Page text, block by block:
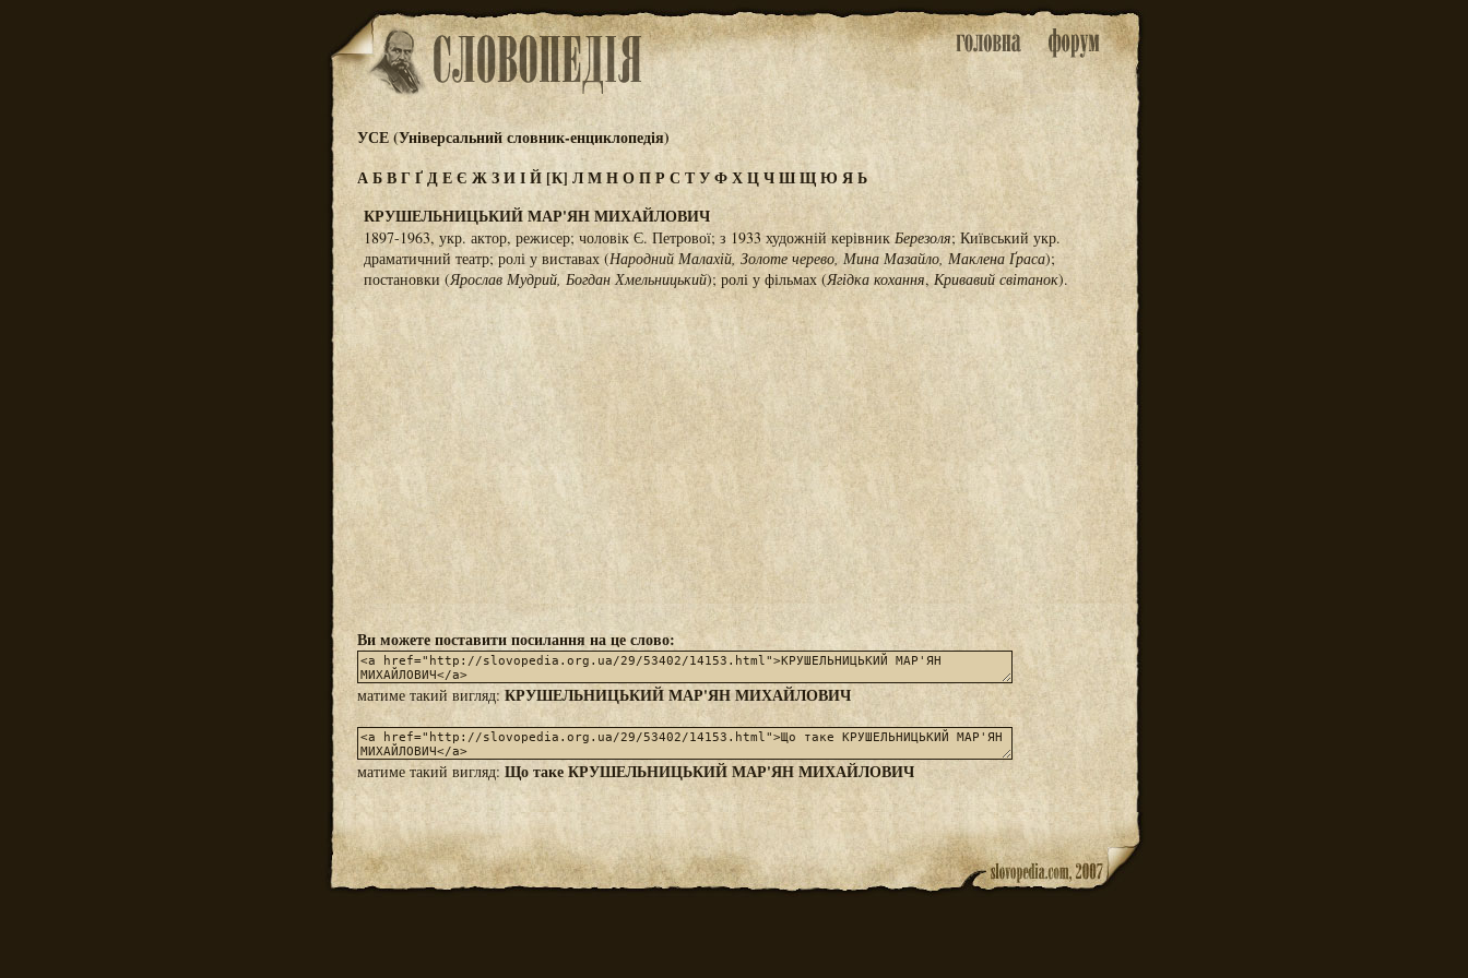
УСЕ (Універсальний словник-енциклопедія)
АБВГҐДЕЄ ЖЗИІЙ [К] ЛМНОПРС ТУФХЦЧШЩЮ ЯЬ
КРУШЕЛЬНИЦЬКИЙ МАР'ЯН МИХАЙЛОВИЧ
1897-1963, укр. актор, режисер; чоловік Є. Петрової; з 1933 художній керівник Березоля; Київський укр.
драматичний театр; ролі у виставах (Народний Малахій, Золоте черево, Мина Мазайло, Маклена Ґраса);
постановки (Ярослав Мудрий, Богдан Хмельницький); ролі у фільмах (Ягідка кохання, Кривавий світанок).
Ви можете поставити посилання на це слово:
матиме такий вигляд: КРУШЕЛЬНИЦЬКИЙ МАР'ЯН МИХАЙЛОВИЧ
матиме такий вигляд: Що таке КРУШЕЛЬНИЦЬКИЙ МАР'ЯН МИХАЙЛОВИЧ